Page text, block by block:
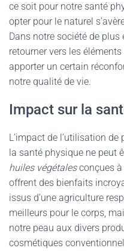
ce soit pour notre santé
opter pour le naturel
Dans notre société de
retourner vers les
apporter un certain
notre qualité de vie.
Impact sur la
L’impact de l’utilisation
la santé physique ne peut
huiles végétalesconçues à
offrent des bienfaits
issus d’une agriculture
meilleurs pour le corps,
notre peau aux divers
cosmétiques